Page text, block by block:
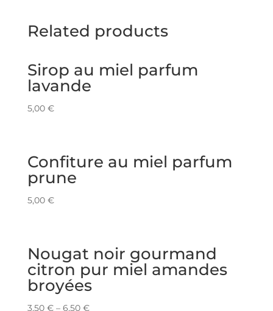
Related products
Sirop au miel parfum
lavande
5,00 €
Confiture au miel parfum
prune
5,00 €
Nougat noir gourmand
citron pur miel amandes
broyées
3,50 €– 6,50 €